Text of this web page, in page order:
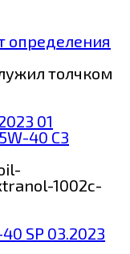
определения
толчком
40 С3
1002c-